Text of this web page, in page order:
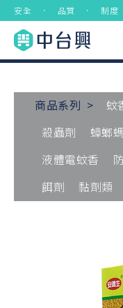
安全 ． 品質 ． 制度
商品系列 > 蚊
殺蟲劑
蟑螂
液體電蚊香
餌劑
黏劑類